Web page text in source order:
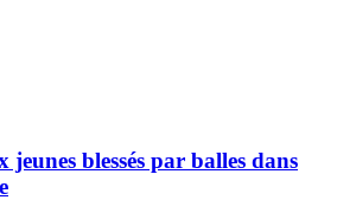
jeunes blessés par balles dans